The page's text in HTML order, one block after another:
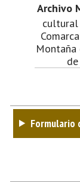
Archivo
cultural
Montaña
Formulario